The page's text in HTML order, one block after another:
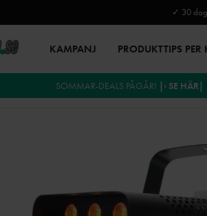
✓ 30
KAMPANJ PRODUKTTIPS
SOMMAR-DEALS PÅGÅR! |› SE HÄR|